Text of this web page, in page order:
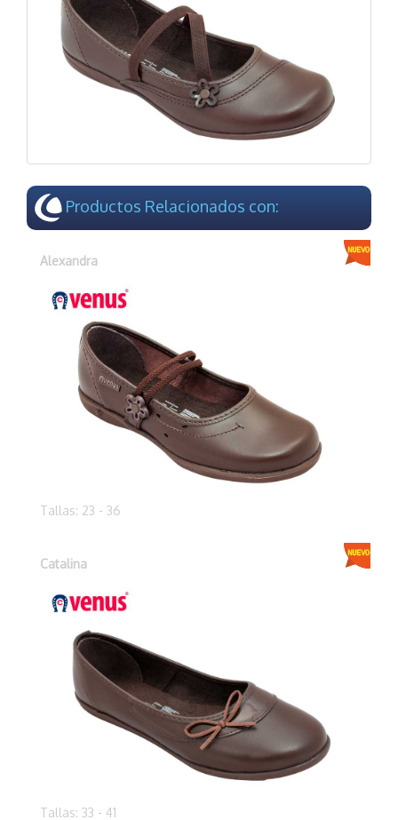
Productos Relacionados con:
Alexandra
Tallas: 23 - 36
Catalina
Tallas: 33 - 41